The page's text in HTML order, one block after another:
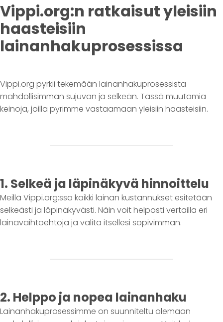
Vippi.org:n ratkaisut yleisiin
haasteisiin
lainanhakuprosessissa
Vippi.org pyrkii tekemään lainanhakuprosessista
mahdollisimman sujuvan ja selkeän. Tässä muutamia
keinoja, joilla pyrimme vastaamaan yleisiin haasteisiin.
1. Selkeä ja läpinäkyvä hinnoittelu
Meillä Vippi.org:ssa kaikki lainan kustannukset esitetään
selkeästi ja läpinäkyvästi. Näin voit helposti vertailla eri
lainavaihtoehtoja ja valita itsellesi sopivimman.
2. Helppo ja nopea lainanhaku
Lainanhakuprosessimme on suunniteltu olemaan